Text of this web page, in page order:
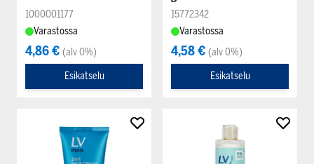
1000001177
Varastossa
4,86 € (alv 0%)
Esikatselu
15772342
Varastossa
4,58 € (alv 0%)
Esikatselu